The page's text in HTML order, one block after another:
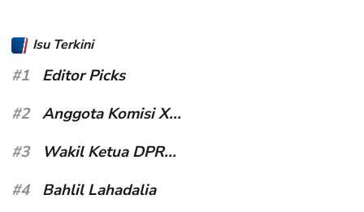
Isu Terkini
#1
Editor Picks
#2
Anggota Komisi X...
#3
Wakil Ketua DPR...
#4
Bahlil Lahadalia